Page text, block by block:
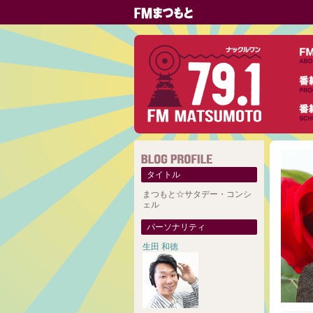
タイトル
まつもと☆サタデー・コンシ
ェル
パーソナリティ
生田 和徳